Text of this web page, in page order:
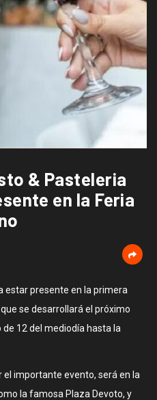
& Pasteleria
en la Feria
estar presente en la primera
se desarrollará el próximo
12 del mediodía hasta la
el importante evento, será en la
la famosa Plaza Devoto, y